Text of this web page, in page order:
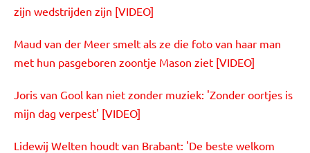
zijn wedstrijden zijn [VIDEO]
Maud van der Meer smelt als ze die foto van haar man
met hun pasgeboren zoontje Mason ziet [VIDEO]
Joris van Gool kan niet zonder muziek: 'Zonder oortjes is
mijn dag verpest' [VIDEO]
Lidewij Welten houdt van Brabant: 'De beste welkom